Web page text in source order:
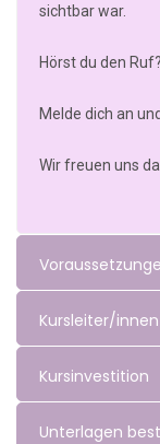
sichtbar war.
Hörst du den
Melde dich an
Wir freuen uns
Kursleiter/innen
Kursinvestition
Unterlagen